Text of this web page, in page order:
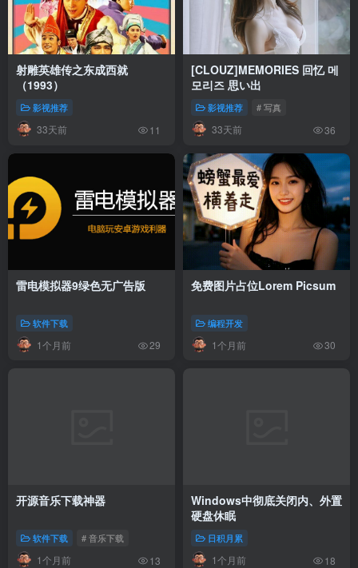
射雕英雄传之东成西就
（1993）
影视推荐
33天前 11
[CLOUZ]MEMORIES 回忆 메
모리즈 思い出
影视推荐 # 写真
33天前 36
雷电模拟器9绿色无广告版
软件下载
1个月前 29
免费图片占位Lorem Picsum
编程开发
1个月前 30
开源音乐下载神器
软件下载 # 音乐下载
1个月前 13
Windows中彻底关闭内、外置
硬盘休眠
日积月累
1个月前 18